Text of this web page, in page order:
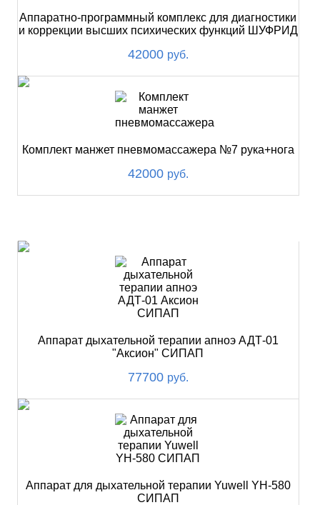
Аппаратно-программный комплекс для диагностики
и коррекции высших психических функций ШУФРИД
42000 руб.
Комплект манжет пневмомассажера №7 рука+нога
42000 руб.
Аппарат дыхательной терапии апноэ АДТ-01
"Аксион" СИПАП
77700 руб.
Аппарат для дыхательной терапии Yuwell YH-580
СИПАП